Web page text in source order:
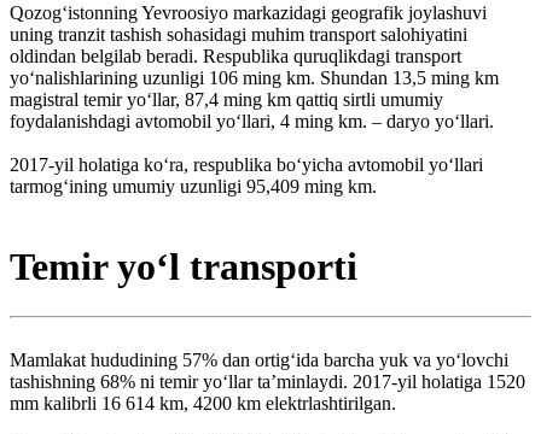
Qozogʻistonning Yevroosiyo markazidagi geografik joylashuvi
uning tranzit tashish sohasidagi muhim transport salohiyatini
oldindan belgilab beradi. Respublika quruqlikdagi transport
yoʻnalishlarining uzunligi 106 ming km. Shundan 13,5 ming km
magistral temir yoʻllar, 87,4 ming km qattiq sirtli umumiy
foydalanishdagi avtomobil yoʻllari, 4 ming km. – daryo yoʻllari.
2017-yil holatiga koʻra, respublika boʻyicha avtomobil yoʻllari
tarmogʻining umumiy uzunligi 95,409 ming km.
Temir yoʻl transporti
Mamlakat hududining 57% dan ortigʻida barcha yuk va yoʻlovchi
tashishning 68% ni temir yoʻllar taʼminlaydi. 2017-yil holatiga 1520
mm kalibrli 16 614 km, 4200 km elektrlashtirilgan.